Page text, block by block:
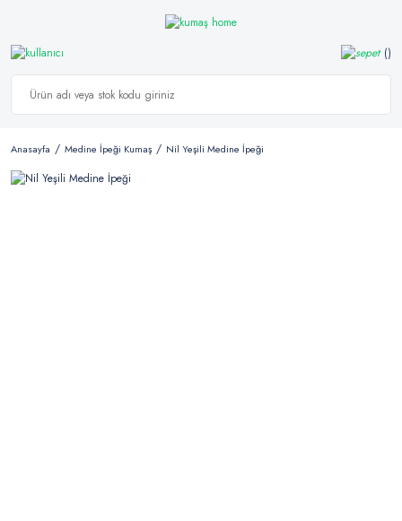
Anasayfa Medine İpeği Kumaş Nil Yeşili Medine İpeği